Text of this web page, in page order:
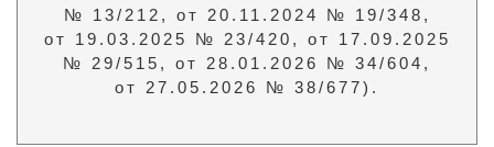
№ 13/212, от 20.11.2024 № 19/348,
от 19.03.2025 № 23/420, от 17.09.2025
№ 29/515, от 28.01.2026 № 34/604,
от 27.05.2026 № 38/677).